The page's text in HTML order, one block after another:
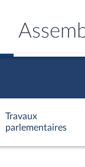
Travaux
parlementaires